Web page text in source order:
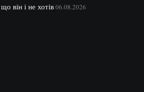
він і не хотів06.08.2026